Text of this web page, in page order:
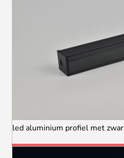
led aluminium profiel met